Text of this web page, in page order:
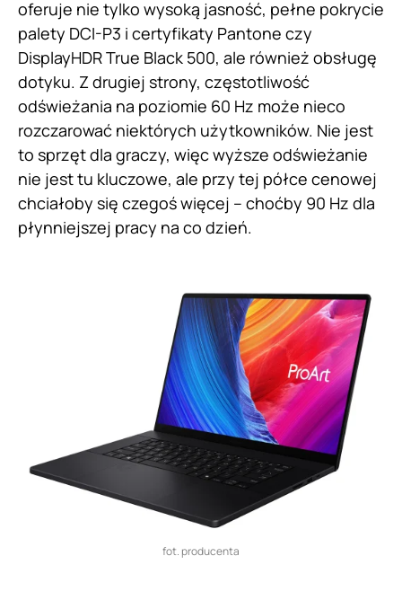
oferuje nie tylko wysoką jasność, pełne pokrycie
palety DCI-P3 i certyfikaty Pantone czy
DisplayHDR True Black 500, ale również obsługę
dotyku. Z drugiej strony, częstotliwość
odświeżania na poziomie 60 Hz może nieco
rozczarować niektórych użytkowników. Nie jest
to sprzęt dla graczy, więc wyższe odświeżanie
nie jest tu kluczowe, ale przy tej półce cenowej
chciałoby się czegoś więcej – choćby 90 Hz dla
płynniejszej pracy na co dzień.
fot. producenta